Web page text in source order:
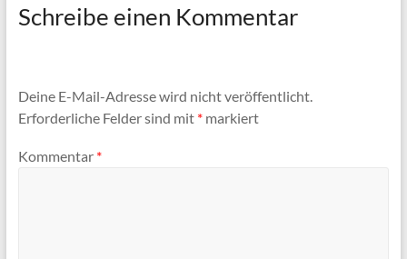
Schreibe einen Kommentar
Deine E-Mail-Adresse wird nicht veröffentlicht.
Erforderliche Felder sind mit *markiert
Kommentar *